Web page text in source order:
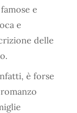
e
e
delle
è forse